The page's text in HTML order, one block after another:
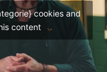
cookies and
content